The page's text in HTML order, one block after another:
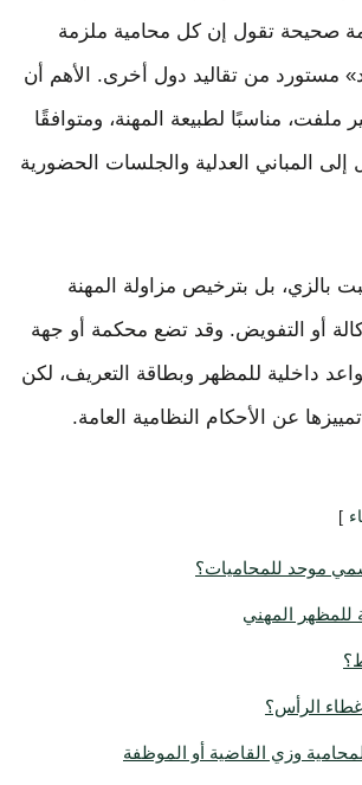
صحيحة تقول إن كل محامية ملزمة
مستورد من تقاليد دول أخرى. الأهم أن
ملفت، مناسبًا لطبيعة المهنة، ومتوافقًا
إلى المباني العدلية والجلسات الحضورية
بالزي، بل بترخيص مزاولة المهنة
أو التفويض. وقد تضع محكمة أو جهة
داخلية للمظهر وبطاقة التعريف، لكن
عن الأحكام النظامية العامة.
موحد للمحاميات؟
للمظهر المهني
الرأس؟
وزي القاضية أو الموظفة